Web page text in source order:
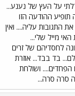
על העץ של נענע...
תופיע ההודעה הזו
התגובות עליה.... ואין
מייל שלי...
לחסדיהם של זרים
בד בבד... אוזרת
ושולחת
סרה סרה...